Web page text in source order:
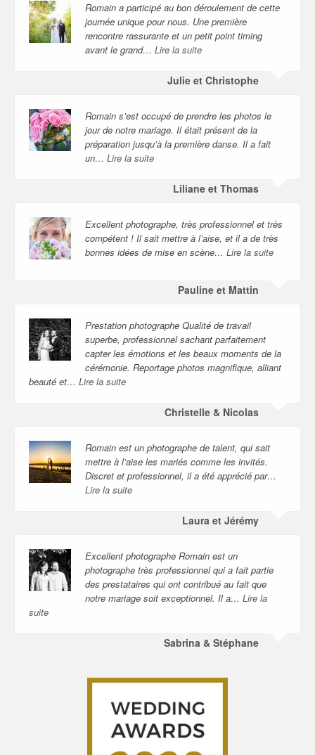
Romain a participé au bon déroulement de cette
journée unique pour nous. Une première
rencontre rassurante et un petit point timing
avant le grand… Lire la suite
Julie et Christophe
Romain s’est occupé de prendre les photos le
jour de notre mariage. Il était présent de la
préparation jusqu’à la première danse. Il a fait
un… Lire la suite
Liliane et Thomas
Excellent photographe, très professionnel et très
compétent ! Il sait mettre à l’aise, et il a de très
bonnes idées de mise en scène… Lire la suite
Pauline et Mattin
Prestation photographe Qualité de travail
superbe, professionnel sachant parfaitement
capter les émotions et les beaux moments de la
cérémonie. Reportage photos magnifique, alliant
beauté et… Lire la suite
Christelle & Nicolas
Romain est un photographe de talent, qui sait
mettre à l’aise les mariés comme les invités.
Discret et professionnel, il a été apprécié par…
Lire la suite
Laura et Jérémy
Excellent photographe Romain est un
photographe très professionnel qui a fait partie
des prestataires qui ont contribué au fait que
notre mariage soit exceptionnel. Il a… Lire la
suite
Sabrina & Stéphane